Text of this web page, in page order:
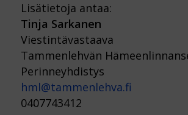
Lisätietoja antaa:
Tinja Sarkanen
Viestintävastaava
Tammenlehvän
Perinneyhdistys
hml@tammenlehva.fi
0407743412